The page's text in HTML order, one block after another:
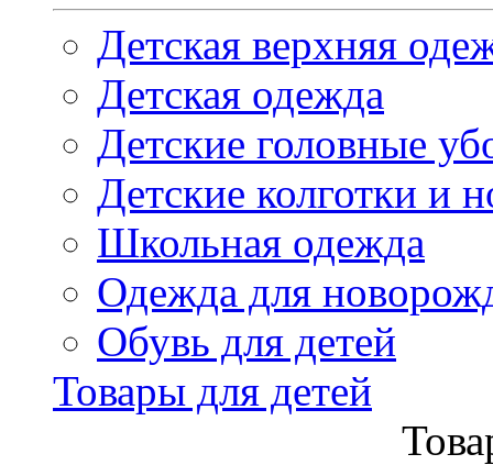
Детская верхняя
Детская одежда
Детские головные
Детские колготки и
Школьная одежда
Одежда для
Обувь для детей
Товары для детей